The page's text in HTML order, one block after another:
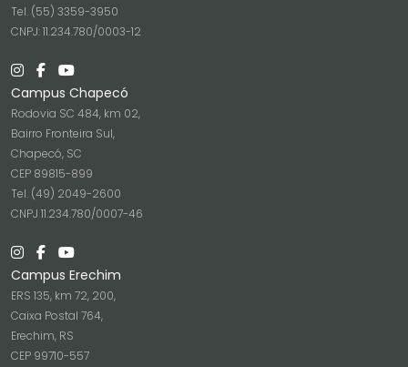
Tel. (55) 3359-3950
CNPJ: 11.234.780/0003-12
Campus Chapecó
Rodovia SC 484, km 02,
Bairro Fronteira Sul,
Chapecó, SC
CEP 89815-899
Tel. (49) 2049-2600
CNPJ 11.234.780/0007-46
Campus Erechim
ERS 135, km 72, 200,
Caixa Postal 764,
Erechim, RS
CEP 99710-557